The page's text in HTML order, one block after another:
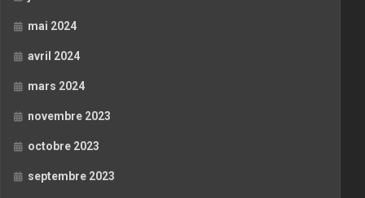
mai 2024
avril 2024
mars 2024
novembre 2023
octobre 2023
septembre 2023